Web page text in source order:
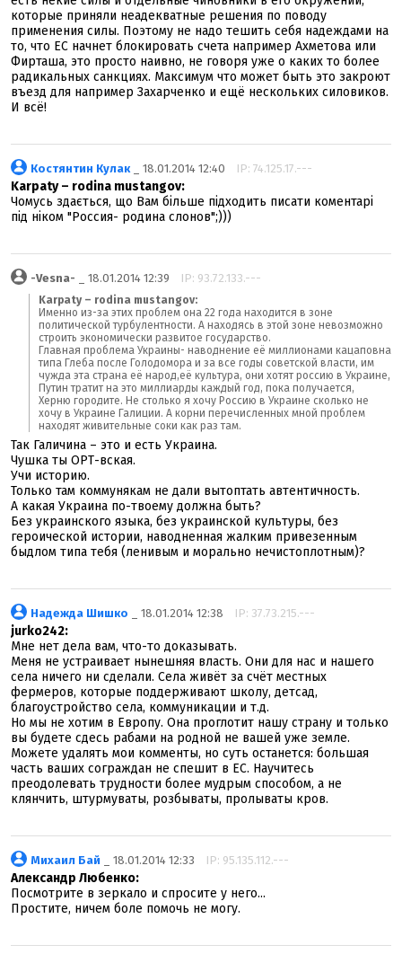
которые приняли неадекватные решения по поводу
применения силы. Поэтому не надо тешить себя надеждами на
то, что ЕС начнет блокировать счета например Ахметова или
Фирташа, это просто наивно, не говоря уже о каких то более
радикальных санкциях. Максимум что может быть это закроют
въезд для например Захарченко и ещё нескольких силовиков.
И всё!
Костянтин Кулак_ 18.01.2014 12:40 IP: 74.125.17.---
Karpaty – rodina mustangov:
Чомусь здається, що Вам більше підходить писати коментарі
під ніком "Россия- родина слонов";)))
-Vesna- _ 18.01.2014 12:39 IP: 93.72.133.---
Karpaty – rodina mustangov:
Именно из-за этих проблем она 22 года находится в зоне
политической турбулентности. А находясь в этой зоне невозможно
строить экономически развитое государство.
Главная проблема Украины- наводнение её миллионами кацаповна
типа Глеба после Голодомора и за все годы советской власти, им
чужда эта страна её народ,её культура, они хотят россию в Украине,
Путин тратит на это миллиарды каждый год, пока получается,
Херню городите. Не столько я хочу Россию в Украине сколько не
хочу в Украине Галиции. А корни перечисленных мной проблем
находят живительные соки как раз там.
Так Галичина – это и есть Украина.
Чушка ты ОРТ-вская.
Учи историю.
Только там коммунякам не дали вытоптать автентичность.
А какая Украина по-твоему должна быть?
Без украинского языка, без украинской культуры, без
героической истории, наводненная жалким привезенным
быдлом типа тебя (ленивым и морально нечистоплотным)?
Надежда Шишко _ 18.01.2014 12:38 IP: 37.73.215.---
jurko242:
Мне нет дела вам, что-то доказывать.
Меня не устраивает нынешняя власть. Они для нас и нашего
села ничего ни сделали. Села живёт за счёт местных
фермеров, которые поддерживают школу, детсад,
благоустройство села, коммуникации и т.д.
Но мы не хотим в Европу. Она проглотит нашу страну и только
вы будете сдесь рабами на родной не вашей уже земле.
Можете удалять мои комменты, но суть останется: большая
часть ваших сограждан не спешит в ЕС. Научитесь
преодолевать трудности более мудрым способом, а не
клянчить, штурмуваты, розбываты, пролываты кров.
Михаил Бай _ 18.01.2014 12:33 IP: 95.135.112.---
Александр Любенко:
Посмотрите в зеркало и спросите у него...
Простите, ничем боле помочь не могу.